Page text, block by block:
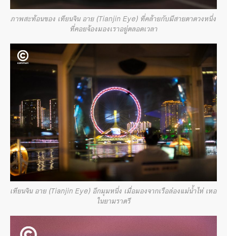
ภาพสะท้อนของ เทียนจิน อาย (Tianjin Eye) ที่คล้ายกับมีสายตาดวงหนึ่ง
ที่คอยจ้องมองเราอยู่ตลอดเวลา
เทียนจิน อาย (Tianjin Eye) อีกมุมหนึ่ง เมื่อมองจากเรือล่องแม่น้ำไห่ เหอ
ในยามราตรี